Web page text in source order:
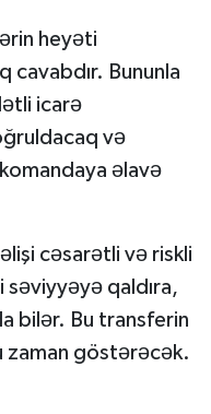
heyəti
cavabdır. Bununla
icarə
və
əlavə
cəsarətli və riskli
səviyyəyə qaldıra,
bilər. Bu transferin
zaman göstərəcək.